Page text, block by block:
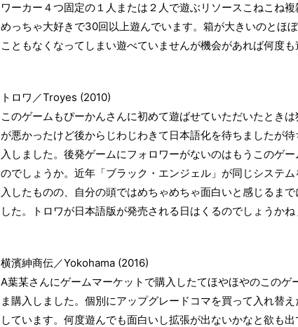
ワーカー４つ固定の１人または２人で遊ぶリソースこねこね複
めっちゃ大好きで30回以上遊んでいます。箱が大きいのとほ
こともなくなってしまい遊べていませんが機会があれば何度も
トロワ／Troyes (2010)
このゲームもぴーかんさんに初めて遊ばせていただいたとき
が悪かったけど後からじわじわきて日本語化を待ちましたが
入しました。後発ゲームにフォロワーがないのはもうこのゲ
のでしょうか。近年「ブラック・エンジェル」が同じシステ
入したものの、自分の頭ではめちゃめちゃ面白いと感じるま
した。トロワが日本語版が発売される日はくるのでしょうかね
横濱紳商伝／Yokohama (2016)
A葉某さんにゲームマーケットで購入したてほやほやのこのゲ
ま購入しました。個別にアップグレードコマを買って入れ替
しています。何度遊んでも面白いし拡張が出ないかなと欲も